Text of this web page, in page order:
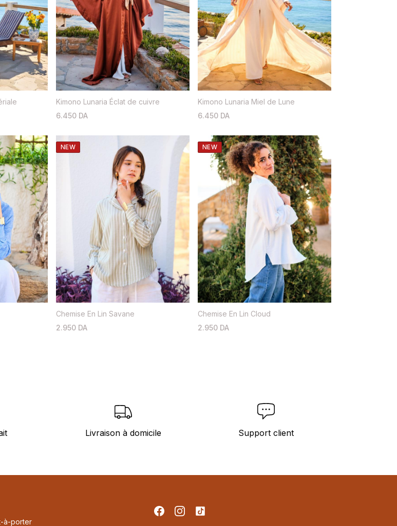
Kimono Lunaria Éclat de cuivre
6.450 DA
Kimono Lunaria Miel de Lune
6.450 DA
NEW
Chemise En Lin Savane
2.950 DA
NEW
Chemise En Lin Cloud
2.950 DA
Livraison à domicile Support client
à-porter
FacebookInstagram
TikTok